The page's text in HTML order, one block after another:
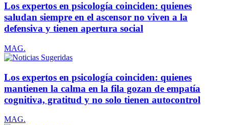
Los expertos en psicología coinciden: quienes
saludan siempre en el ascensor no viven a la
defensiva y tienen apertura social
MAG.
Los expertos en psicología coinciden: quienes
mantienen la calma en la fila gozan de empatía
cognitiva, gratitud y no solo tienen autocontrol
MAG.